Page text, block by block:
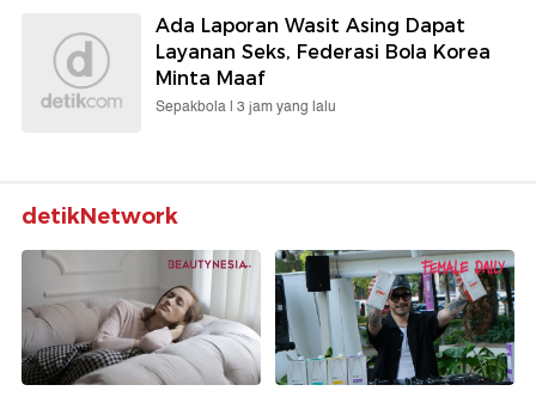
Ada Laporan Wasit Asing Dapat
Layanan Seks, Federasi Bola Korea
Minta Maaf
Sepakbola | 3 jam yang lalu
detikNetwork